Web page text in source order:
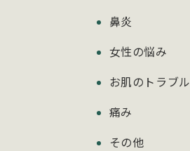
鼻炎
女性の悩み
お肌のトラブル
痛み
その他